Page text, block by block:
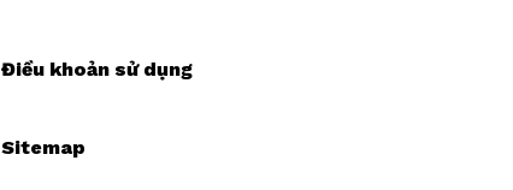
Điều khoản sử dụng
Sitemap